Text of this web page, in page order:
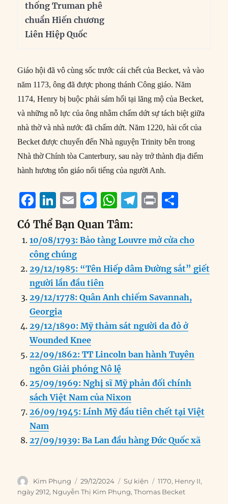
thống Truman phê
chuẩn Hiến chương
Liên Hiệp Quốc
Giáo hội đã vô cùng sốc trước cái chết của Becket, và vào
năm 1173, ông đã được phong thánh Công giáo. Năm
1174, Henry bị buộc phải sám hối tại lăng mộ của Becket,
và những nỗ lực của ông nhằm chấm dứt sự tách biệt giữa
nhà thờ và nhà nước đã chấm dứt. Năm 1220, hài cốt của
Becket được chuyển đến Nhà nguyện Trinity bên trong
Nhà thờ Chính tòa Canterbury, sau này trở thành địa điểm
hành hương tôn giáo nổi tiếng của người Anh.
F
a
c
e
b
o
o
k
Li
n
k
e
d
I
n
E
m
ai
l
M
e
ss
e
n
g
er
W
h
at
s
A
p
T
e
g
r
m
P
n
t
a
re
Có Thể Bạn Quan Tâm:
10/08/1793: Bảo tàng Louvre mở cửa cho
công chúng
29/12/1985: “Tên Hiếp dâm Đường sắt” giết
người lần đầu tiên
29/12/1778: Quân Anh chiếm Savannah,
Georgia
29/12/1890: Mỹ thảm sát người da đỏ ở
Wounded Knee
22/09/1862: TT Lincoln ban hành Tuyên
ngôn Giải phóng Nô lệ
25/09/1969: Nghị sĩ Mỹ phản đối chính
sách Việt Nam của Nixon
26/09/1945: Lính Mỹ đầu tiên chết tại Việt
Nam
27/09/1939: Ba Lan đầu hàng Đức Quốc xã
Author
Kim Phụng
Posted
on
29/12/2024 Categories
Sự kiện Tags
1170, Henry II,
ngày 2912, Nguyễn Thị Kim Phụng,Thomas Becket